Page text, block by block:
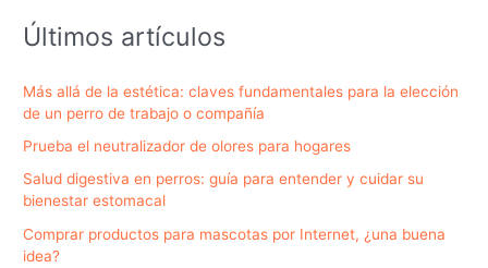
Últimos artículos
Más allá de la estética: claves fundamentales para la elección
de un perro de trabajo o compañía
Prueba el neutralizador de olores para hogares
Salud digestiva en perros: guía para entender y cuidar su
bienestar estomacal
Comprar productos para mascotas por Internet, ¿una buena
idea?